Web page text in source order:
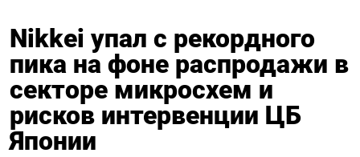
Nikkei упал с рекордного
пика на фоне распродажи в
секторе микросхем и
рисков интервенции ЦБ
Японии